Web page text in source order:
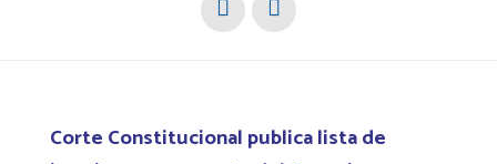
Corte Constitucional publica lista de